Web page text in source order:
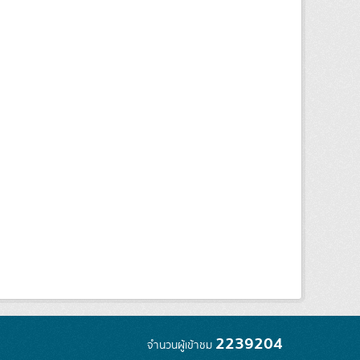
จำนวนผู้เข้าชม 2239204